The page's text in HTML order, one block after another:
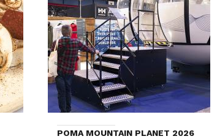
POMA MOUNTAIN PLANET 2026